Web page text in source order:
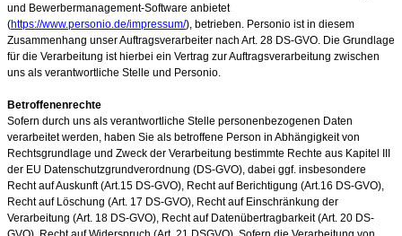
und Bewerbermanagement-Software anbietet
(https://www.personio.de/impressum/), betrieben. Personio ist in diesem
Zusammenhang unser Auftragsverarbeiter nach Art. 28 DS-GVO. Die Grundlage
für die Verarbeitung ist hierbei ein Vertrag zur Auftragsverarbeitung zwischen
uns als verantwortliche Stelle und Personio.
Betroffenenrechte
Sofern durch uns als verantwortliche Stelle personenbezogenen Daten
verarbeitet werden, haben Sie als betroffene Person in Abhängigkeit von
Rechtsgrundlage und Zweck der Verarbeitung bestimmte Rechte aus Kapitel III
der EU Datenschutzgrundverordnung (DS-GVO), dabei ggf. insbesondere
Recht auf Auskunft (Art.15 DS-GVO), Recht auf Berichtigung (Art.16 DS-GVO),
Recht auf Löschung (Art. 17 DS-GVO), Recht auf Einschränkung der
Verarbeitung (Art. 18 DS-GVO), Recht auf Datenübertragbarkeit (Art. 20 DS-